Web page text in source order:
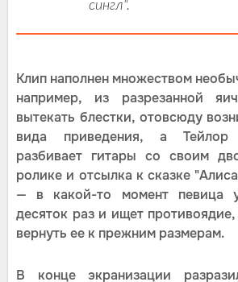
сингл".
Клип наполнен множеством
например, из разрезанной
вытекать блестки, отовсюду
вида приведения, а Тейлор
разбивает гитары со своим
ролике и отсылка к сказке
— в какой-то момент певица
десяток раз и ищет
вернуть ее к прежним размерам.
В конце экранизации